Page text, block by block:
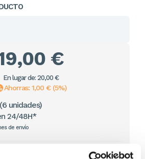
€
En lugar de: 20,00 €
Ahorras: 1,00 € (5%)
(6 unidades)
24/48H*
de envío